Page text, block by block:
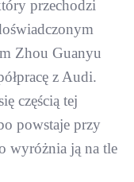
przechodzi
Zhou Guanyu
z Audi.
częścią tej
powstaje przy
wyróżnia ją na tle